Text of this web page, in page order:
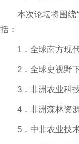
本次论坛将围绕
括：
1．全球南方现
2．全球史视野
3．非洲农业科
4．非洲森林资
5．中非农业技